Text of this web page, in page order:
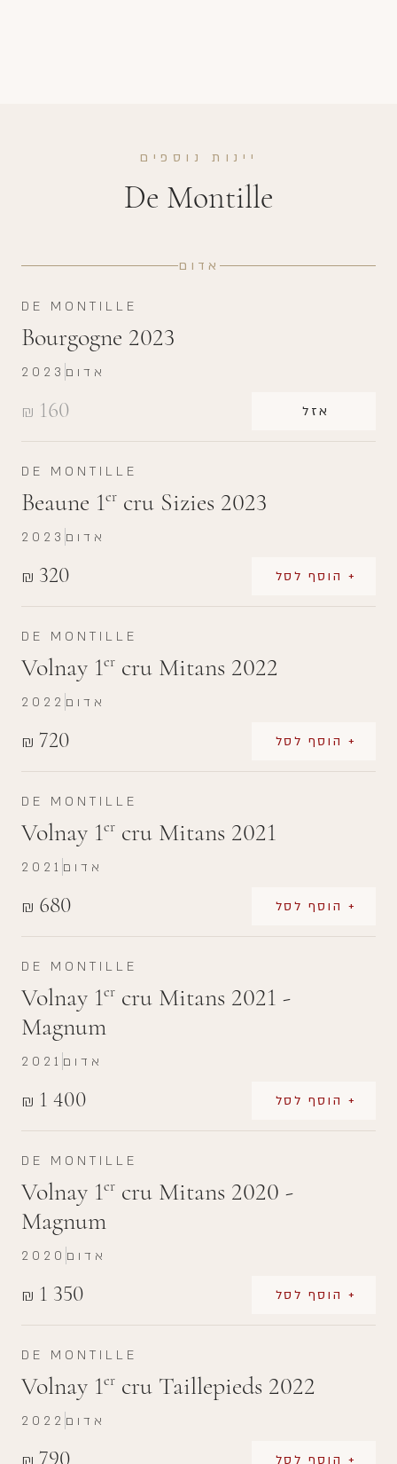
יינות נוספים
De Montille
אדום
DE MONTILLE
Bourgogne 2023
₪ 160 אזל
2023 אדום
DE MONTILLE
Beaune 1er cru Sizies 2023
₪ 320 + הוסף לסל
2023 אדום
DE MONTILLE
Volnay 1er cru Mitans 2022
₪ 720 + הוסף לסל
2022 אדום
DE MONTILLE
Volnay 1er cru Mitans 2021
₪ 680 + הוסף לסל
2021 אדום
DE MONTILLE
Volnay 1er cru Mitans 2021 -
Magnum
₪ 1 400 + הוסף לסל
2021 אדום
DE MONTILLE
Volnay 1er cru Mitans 2020 -
Magnum
₪ 1 350 + הוסף לסל
2020 אדום
DE MONTILLE
Volnay 1er cru Taillepieds 2022
790 + הוסף לסל
2022 אדום